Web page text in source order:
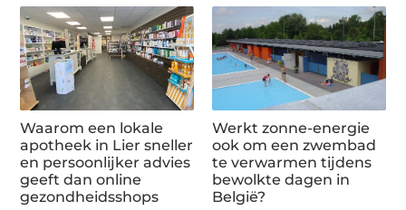
Waarom een lokale
apotheek in Lier sneller
en persoonlijker advies
geeft dan online
gezondheidsshops
Werkt zonne-energie
ook om een zwembad
te verwarmen tijdens
bewolkte dagen in
België?